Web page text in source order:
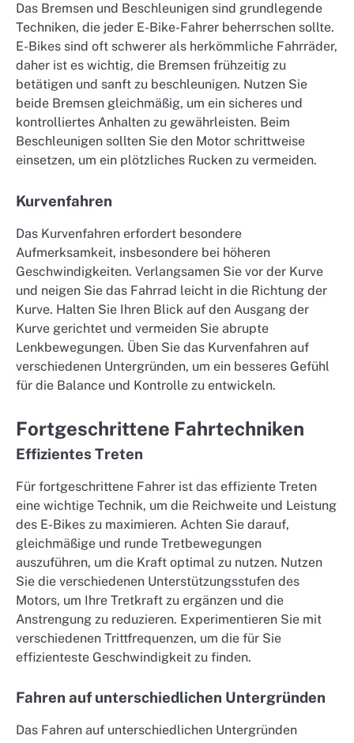
Das Bremsen und Beschleunigen sind grundlegende
Techniken, die jeder E-Bike-Fahrer beherrschen sollte.
E-Bikes sind oft schwerer als herkömmliche Fahrräder,
daher ist es wichtig, die Bremsen frühzeitig zu
betätigen und sanft zu beschleunigen. Nutzen Sie
beide Bremsen gleichmäßig, um ein sicheres und
kontrolliertes Anhalten zu gewährleisten. Beim
Beschleunigen sollten Sie den Motor schrittweise
einsetzen, um ein plötzliches Rucken zu vermeiden.
Kurvenfahren
Das Kurvenfahren erfordert besondere
Aufmerksamkeit, insbesondere bei höheren
Geschwindigkeiten. Verlangsamen Sie vor der Kurve
und neigen Sie das Fahrrad leicht in die Richtung der
Kurve. Halten Sie Ihren Blick auf den Ausgang der
Kurve gerichtet und vermeiden Sie abrupte
Lenkbewegungen. Üben Sie das Kurvenfahren auf
verschiedenen Untergründen, um ein besseres Gefühl
für die Balance und Kontrolle zu entwickeln.
Fortgeschrittene Fahrtechniken
Effizientes Treten
Für fortgeschrittene Fahrer ist das effiziente Treten
eine wichtige Technik, um die Reichweite und Leistung
des E-Bikes zu maximieren. Achten Sie darauf,
gleichmäßige und runde Tretbewegungen
auszuführen, um die Kraft optimal zu nutzen. Nutzen
Sie die verschiedenen Unterstützungsstufen des
Motors, um Ihre Tretkraft zu ergänzen und die
Anstrengung zu reduzieren. Experimentieren Sie mit
verschiedenen Trittfrequenzen, um die für Sie
effizienteste Geschwindigkeit zu finden.
Fahren auf unterschiedlichen Untergründen
Das Fahren auf unterschiedlichen Untergründen